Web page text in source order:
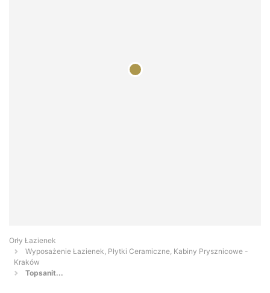
Orły Łazienek
Wyposażenie Łazienek, Płytki Ceramiczne, Kabiny Prysznicowe -
Kraków
Topsanit...